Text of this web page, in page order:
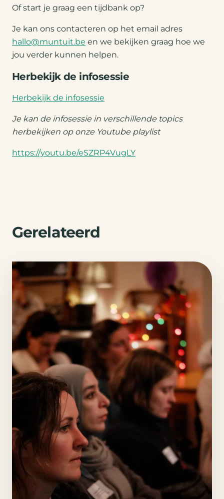
Of start je graag een tijdbank op?
Je kan ons contacteren op het email adres
hallo@muntuit.be en we bekijken graag hoe we
jou verder kunnen helpen.
Herbekijk de infosessie
Herbekijk de infosessie
Je kan de infosessie in verschillende topics
herbekijken op onze Youtube playlist
https://youtu.be/eSZRP4VugLY
Gerelateerd